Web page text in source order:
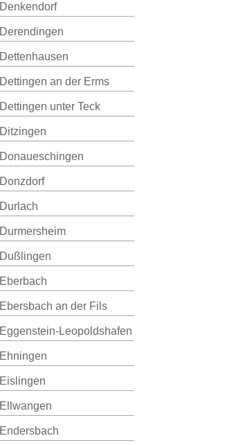
Denkendorf
Derendingen
Dettenhausen
Dettingen an der Erms
Dettingen unter Teck
Ditzingen
Donaueschingen
Donzdorf
Durlach
Durmersheim
Dußlingen
Eberbach
Ebersbach an der Fils
Eggenstein-Leopoldshafen
Ehningen
Eislingen
Ellwangen
Endersbach